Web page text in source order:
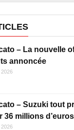
– La nouvelle
annoncée
– Suzuki tout
36 millions d’euros